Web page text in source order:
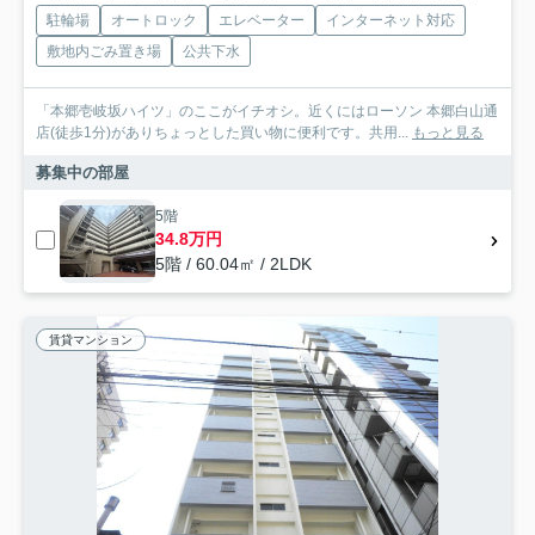
駐輪場 オートロック エレベーター
インターネット対応
敷地内ごみ置き場
公共下水
「本郷壱岐坂ハイツ」のここがイチオシ。近くにはローソン 本郷白山通
店(徒歩1分)がありちょっとした買い物に便利です。共用...
もっと見る
募集中の部屋
5階
34.8万円
5階 / 60.04㎡ / 2LDK
賃貸マンション